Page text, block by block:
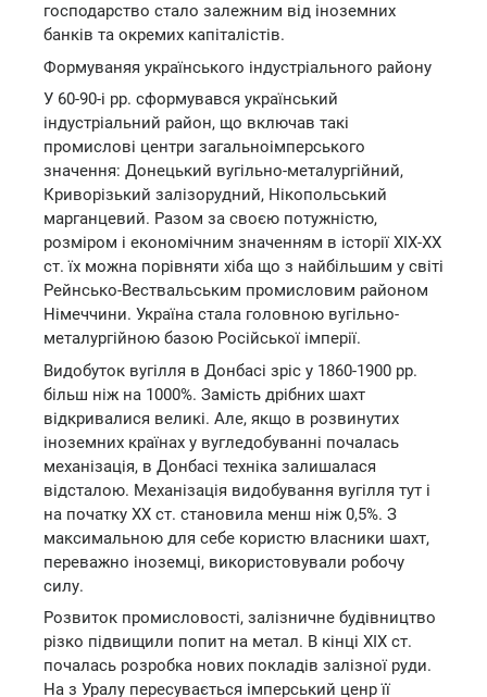
господарство стало залежним від іноземних
банків та окремих капіталістів.
Формуваняя українського індустріального району
У 60-90-і рр. сформувався український
індустріальний район, що включав такі
промислові центри загальноімперського
значення: Донецький вугільно-металургійний,
Криворізький залізорудний, Нікопольський
марганцевий. Разом за своєю потужністю,
розміром і економічним значенням в історії ХІХ-ХХ
ст. їх можна порівняти хіба що з найбільшим у світі
Рейнсько-Вествальським промисловим районом
Німеччини. Україна стала головною вугільно-
металургійною базою Російської імперії.
Видобуток вугілля в Донбасі зріс у 1860-1900 рр.
більш ніж на 1000%. Замість дрібних шахт
відкривалися великі. Але, якщо в розвинутих
іноземних країнах у вугледобуванні почалась
механізація, в Донбасі техніка залишалася
відсталою. Механізація видобування вугілля тут і
на початку ХХ ст. становила менш ніж 0,5%. З
максимальною для себе користю власники шахт,
переважно іноземці, використовували робочу
силу.
Розвиток промисловості, залізничне будівництво
різко підвищили попит на метал. В кінці ХІХ ст.
почалась розробка нових покладів залізної руди.
На з Уралу пересувається імперський ценр її